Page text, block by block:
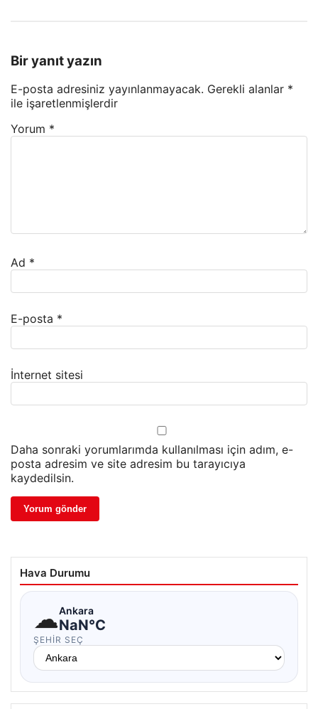
Bir yanıt yazın
E-posta adresiniz yayınlanmayacak. Gerekli alanlar *
ile işaretlenmişlerdir
Yorum *
Ad *
E-posta *
İnternet sitesi
Daha sonraki yorumlarımda kullanılması için adım, e-
posta adresim ve site adresim bu tarayıcıya
kaydedilsin.
Hava Durumu
☁Ankara
NaN°C
ŞEHIR SEÇ